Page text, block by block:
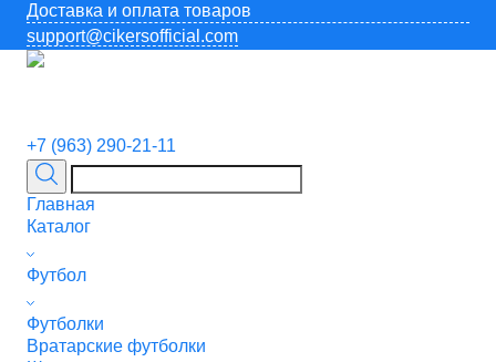
Доставка и оплата товаров
support@cikersofficial.com
+7 (963) 290-21-11
Главная
Каталог
Футбол
Футболки
Вратарские футболки